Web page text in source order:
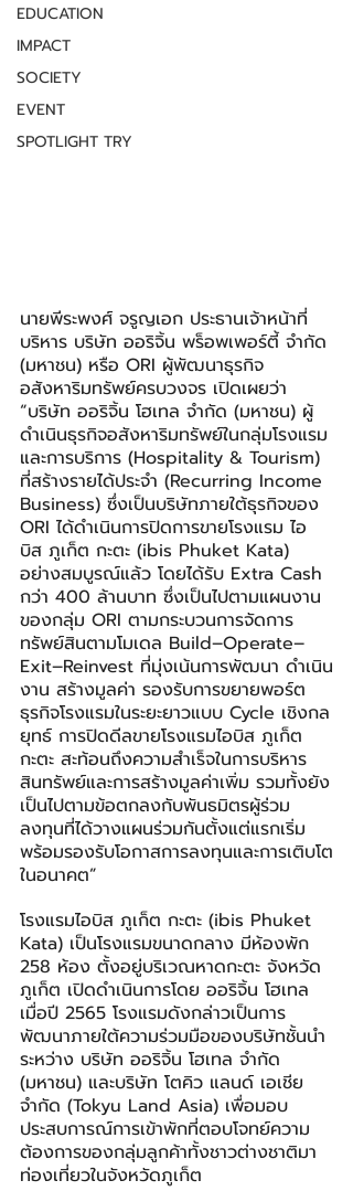
EDUCATION
IMPACT
SOCIETY
EVENT
SPOTLIGHT TRY
นายพีระพงศ์ จรูญเอก ประธานเจ้าหน้าที่
บริหาร บริษัท ออริจิ้น พร็อพเพอร์ตี้ จำกัด
(มหาชน) หรือ ORI ผู้พัฒนาธุรกิจ
อสังหาริมทรัพย์ครบวงจร เปิดเผยว่า
“บริษัท ออริจิ้น โฮเทล จำกัด (มหาชน) ผู้
ดำเนินธุรกิจอสังหาริมทรัพย์ในกลุ่มโรงแรม
และการบริการ (Hospitality & Tourism)
ที่สร้างรายได้ประจำ (Recurring Income
Business) ซึ่งเป็นบริษัทภายใต้ธุรกิจของ
ORI ได้ดำเนินการปิดการขายโรงแรม ไอ
บิส ภูเก็ต กะตะ (ibis Phuket Kata)
อย่างสมบูรณ์แล้ว โดยได้รับ Extra Cash
กว่า 400 ล้านบาท ซึ่งเป็นไปตามแผนงาน
ของกลุ่ม ORI ตามกระบวนการจัดการ
ทรัพย์สินตามโมเดล Build–Operate–
Exit–Reinvest ที่มุ่งเน้นการพัฒนา ดำเนิน
งาน สร้างมูลค่า รองรับการขยายพอร์ต
ธุรกิจโรงแรมในระยะยาวแบบ Cycle เชิงกล
ยุทธ์ การปิดดีลขายโรงแรมไอบิส ภูเก็ต
กะตะ สะท้อนถึงความสำเร็จในการบริหาร
สินทรัพย์และการสร้างมูลค่าเพิ่ม รวมทั้งยัง
เป็นไปตามข้อตกลงกับพันธมิตรผู้ร่วม
ลงทุนที่ได้วางแผนร่วมกันตั้งแต่แรกเริ่ม
พร้อมรองรับโอกาสการลงทุนและการเติบโต
ในอนาคต”
โรงแรมไอบิส ภูเก็ต กะตะ (ibis Phuket
Kata) เป็นโรงแรมขนาดกลาง มีห้องพัก
258 ห้อง ตั้งอยู่บริเวณหาดกะตะ จังหวัด
ภูเก็ต เปิดดำเนินการโดย ออริจิ้น โฮเทล
เมื่อปี 2565 โรงแรมดังกล่าวเป็นการ
พัฒนาภายใต้ความร่วมมือของบริษัทชั้นนำ
ระหว่าง บริษัท ออริจิ้น โฮเทล จำกัด
(มหาชน) และบริษัท โตคิว แลนด์ เอเชีย
จำกัด (Tokyu Land Asia) เพื่อมอบ
ประสบการณ์การเข้าพักที่ตอบโจทย์ความ
ต้องการของกลุ่มลูกค้าทั้งชาวต่างชาติมา
ท่องเที่ยวในจังหวัดภูเก็ต